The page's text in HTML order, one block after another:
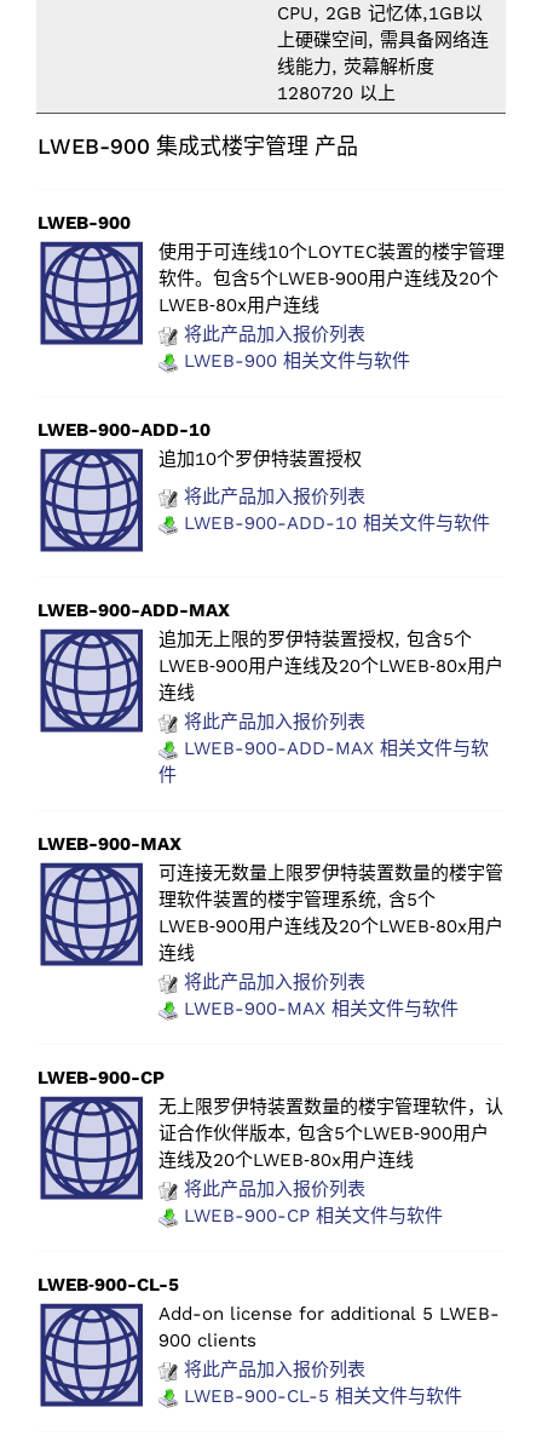
CPU, 2GB 记忆体,1GB以
上硬碟空间, 需具备网络连
线能力, 荧幕解析度
1280720 以上
LWEB-900 集成式楼宇管理 产品
LWEB-900
使用于可连线10个LOYTEC装置的楼宇管理
软件。包含5个LWEB‑900用户连线及20个
LWEB‑80x用户连线
将此产品加入报价列表
LWEB-900 相关文件与软件
LWEB-900-ADD-10
追加10个罗伊特装置授权
将此产品加入报价列表
LWEB-900-ADD-10 相关文件与软件
LWEB-900-ADD-MAX
追加无上限的罗伊特装置授权, 包含5个
LWEB‑900用户连线及20个LWEB‑80x用户
连线
将此产品加入报价列表
LWEB-900-ADD-MAX 相关文件与软
件
LWEB-900-MAX
可连接无数量上限罗伊特装置数量的楼宇管
理软件装置的楼宇管理系统, 含5个
LWEB‑900用户连线及20个LWEB‑80x用户
连线
将此产品加入报价列表
LWEB-900-MAX 相关文件与软件
LWEB-900-CP
无上限罗伊特装置数量的楼宇管理软件，认
证合作伙伴版本, 包含5个LWEB‑900用户
连线及20个LWEB‑80x用户连线
将此产品加入报价列表
LWEB-900-CP 相关文件与软件
LWEB‑900-CL-5
Add-on license for additional 5 LWEB-
900 clients
将此产品加入报价列表
LWEB-900-CL-5 相关文件与软件